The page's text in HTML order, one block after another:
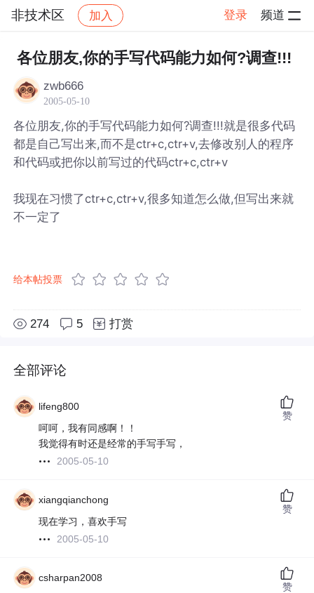
非技术区 加入 登录 频道
社区 非技术区 帖子详情
各位朋友,你的手写代码能力如何?调查!!!
zwb666
2005-05-10
各位朋友,你的手写代码能力如何?调查!!!就是很多代码
都是自己写出来,而不是ctr+c,ctr+v,去修改别人的程序
和代码或把你以前写过的代码ctr+c,ctr+v
我现在习惯了ctr+c,ctr+v,很多知道怎么做,但写出来就
不一定了
给本帖投票
274 5 打赏
全部评论
lifeng800
呵呵，我有同感啊！！
我觉得有时还是经常的手写手写，
2005-05-10
赞
xiangqianchong
现在学习，喜欢手写
2005-05-10
赞
csharpan2008
赞